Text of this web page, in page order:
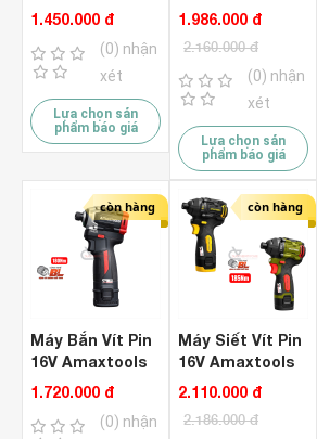
21V Amaxtools
( Chưa Pin &
Sạc )
1.450.000 đ
(0) nhận
xét
Lựa chọn sản
phẩm báo giá
AV18014SA ( Bộ )
1.986.000 đ
2.160.000 đ
(0) nhận
xét
Lựa chọn sản
phẩm báo giá
còn hàng
Máy Bắn Vít Pin
16V Amaxtools
AV18014SA-PRO
1.720.000 đ
(0) nhận
còn hàng
Máy Siết Vít Pin
16V Amaxtools
AV18514SA
2.110.000 đ
2.186.000 đ